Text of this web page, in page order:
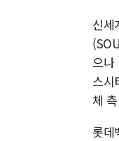
신
으나
스시
체
롯